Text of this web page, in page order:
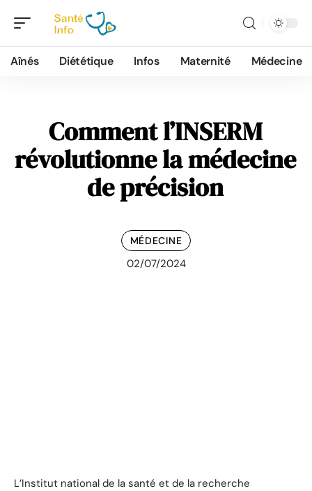
Aînés Diététique Infos Maternité Médecine
Comment l’INSERM
révolutionne la médecine
de précision
MÉDECINE
02/07/2024
L’Institut national de la santé et de la recherche